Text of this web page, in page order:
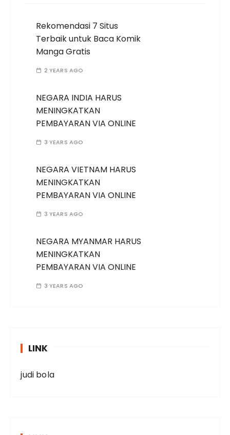
Rekomendasi 7 Situs
Terbaik untuk Baca Komik
Manga Gratis
2 YEARS AGO
NEGARA INDIA HARUS
MENINGKATKAN
PEMBAYARAN VIA ONLINE
3 YEARS AGO
NEGARA VIETNAM HARUS
MENINGKATKAN
PEMBAYARAN VIA ONLINE
3 YEARS AGO
NEGARA MYANMAR HARUS
MENINGKATKAN
PEMBAYARAN VIA ONLINE
3 YEARS AGO
LINK
judi bola